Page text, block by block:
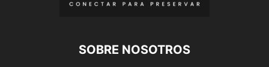
SOBRE NOSOTROS